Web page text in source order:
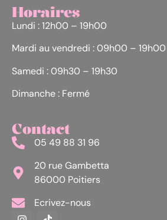
Horaires
Lundi : 12h00 – 19h00
Mardi au vendredi : 09h00 – 19h00
Samedi : 09h30 – 19h30
Dimanche : Fermé
Contact
05 49 88 31 96
20 rue Gambetta
86000 Poitiers
Ecrivez-nous